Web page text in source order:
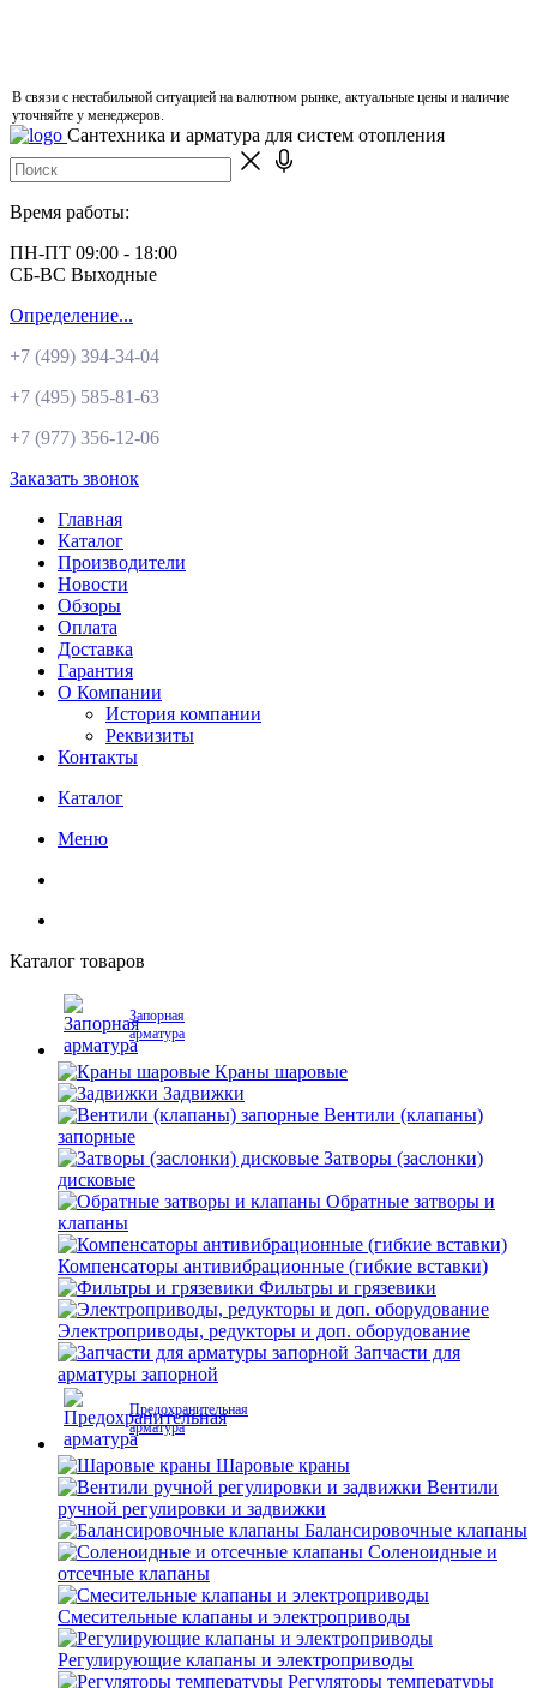
В связи с нестабильной ситуацией на валютном рынке, актуальные цены и наличие
уточняйте у менеджеров.
Сантехника и арматура для систем отопления
Время работы:
ПН-ПТ 09:00 - 18:00
СБ-ВС Выходные
Определение...
+7 (499) 394-34-04
+7 (495) 585-81-63
+7 (977) 356-12-06
Заказать звонок
Главная
Каталог
Производители
Новости
Обзоры
Оплата
Доставка
Гарантия
О Компании
История компании
Реквизиты
Контакты
Каталог
Меню
Каталог товаров
Запорная
арматура
Краны шаровые
Задвижки
Вентили (клапаны)
запорные
Затворы (заслонки)
дисковые
Обратные затворы и
клапаны
Компенсаторы антивибрационные (гибкие вставки)
Фильтры и грязевики
Электроприводы, редукторы и доп. оборудование
Запчасти для
арматуры запорной
Предохранительная
арматура
Шаровые краны
Вентили
ручной регулировки и задвижки
Балансировочные клапаны
Соленоидные и
отсечные клапаны
Смесительные клапаны и электроприводы
Регулирующие клапаны и электроприводы
Регуляторы температуры